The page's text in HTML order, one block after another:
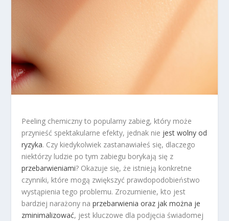
Peeling chemiczny to popularny zabieg, który może
przynieść spektakularne efekty, jednak nie jest wolny od
ryzyka. Czy kiedykolwiek zastanawiałeś się, dlaczego
niektórzy ludzie po tym zabiegu borykają się z
przebarwieniami? Okazuje się, że istnieją konkretne
czynniki, które mogą zwiększyć prawdopodobieństwo
wystąpienia tego problemu. Zrozumienie, kto jest
bardziej narażony naprzebarwienia oraz jak można je
zminimalizować, jest kluczowe dla podjęcia świadomej